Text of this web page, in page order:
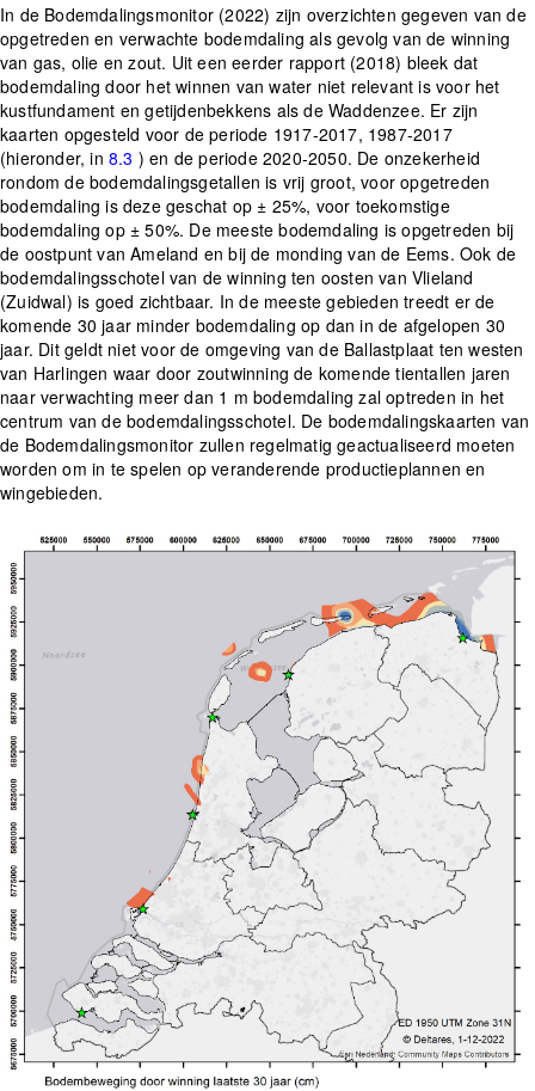
In de Bodemdalingsmonitor (2022) zijn overzichten gegeven van de
opgetreden en verwachte bodemdaling als gevolg van de winning
van gas, olie en zout. Uit een eerder rapport (2018) bleek dat
bodemdaling door het winnen van water niet relevant is voor het
kustfundament en getijdenbekkens als de Waddenzee. Er zijn
kaarten opgesteld voor de periode 1917-2017, 1987-2017
(hieronder, in 8.3 ) en de periode 2020-2050. De onzekerheid
rondom de bodemdalingsgetallen is vrij groot, voor opgetreden
bodemdaling is deze geschat op ± 25%, voor toekomstige
bodemdaling op ± 50%. De meeste bodemdaling is opgetreden bij
de oostpunt van Ameland en bij de monding van de Eems. Ook de
bodemdalingsschotel van de winning ten oosten van Vlieland
(Zuidwal) is goed zichtbaar. In de meeste gebieden treedt er de
komende 30 jaar minder bodemdaling op dan in de afgelopen 30
jaar. Dit geldt niet voor de omgeving van de Ballastplaat ten westen
van Harlingen waar door zoutwinning de komende tientallen jaren
naar verwachting meer dan 1 m bodemdaling zal optreden in het
centrum van de bodemdalingsschotel. De bodemdalingskaarten van
de Bodemdalingsmonitor zullen regelmatig geactualiseerd moeten
worden om in te spelen op veranderende productieplannen en
wingebieden.